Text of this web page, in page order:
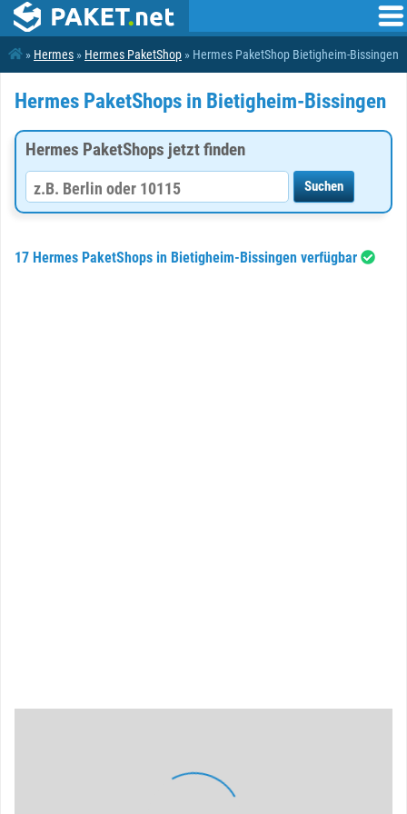
» Hermes » Hermes PaketShop » Hermes PaketShop Bietigheim-Bissingen
Hermes PaketShops in Bietigheim-Bissingen
Hermes PaketShops jetzt finden
17 Hermes PaketShops in Bietigheim-Bissingen verfügbar